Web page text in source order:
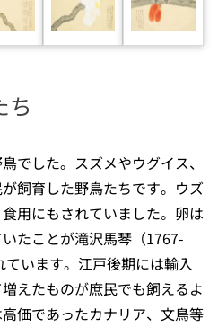
ち
でした。スズメやウグイス、
飼育した野鳥たちです。ウズ
用にもされていました。卵は
たことが滝沢馬琴（1767-
います。江戸後期には輸入
えたものが庶民でも飼えるよ
価であったカナリア、文鳥等